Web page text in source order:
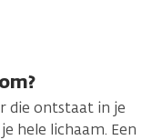
die ontstaat in je
hele lichaam. Een